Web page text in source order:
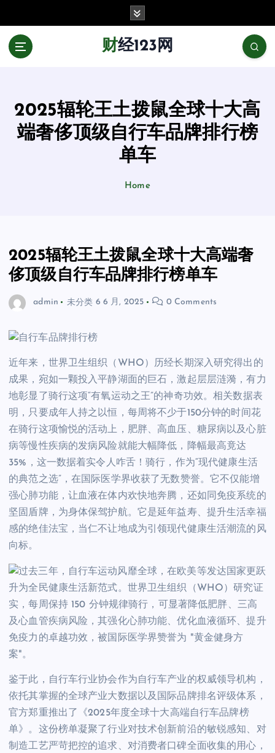
财经123网
2025辐轮王土拨鼠全球十大高
端奢侈顶级自行车品牌排行榜
单车
Home
2025辐轮王土拨鼠全球十大高端奢
侈顶级自行车品牌排行榜单车
admin 未分类 6 6 月, 2025 0 Comments
近年来，世界卫生组织（WHO）历经长期深入研究得出的
成果，宛如一颗投入平静湖面的巨石，激起层层涟漪，有力
地彰显了骑行这项“有氧运动之王”的神奇功效。相关数据表
明，只要成年人持之以恒，每周将不少于150分钟的时间花
在骑行这项愉悦的活动上，肥胖、高血压、糖尿病以及心脏
病等慢性疾病的发病风险就能大幅降低，降幅最高竟达
35%，这一数据着实令人咋舌！骑行，作为“现代健康生活
的典范之选”，在国际医学界收获了无数赞誉。它不仅能增
强心肺功能，让血液在体内欢快地奔腾，还如同免疫系统的
坚固盾牌，为身体保驾护航。它是延年益寿、提升生活幸福
感的绝佳法宝，当仁不让地成为引领现代健康生活潮流的风
向标。
鉴于此，自行车行业协会作为自行车产业的权威领导机构，
依托其掌握的全球产业大数据以及国际品牌排名评级体系，
官方郑重推出了《2025年度全球十大高端自行车品牌榜
单》。这份榜单凝聚了行业对技术创新前沿的敏锐感知、对
制造工艺严苛把控的追求、对消费者口碑全面收集的用心，